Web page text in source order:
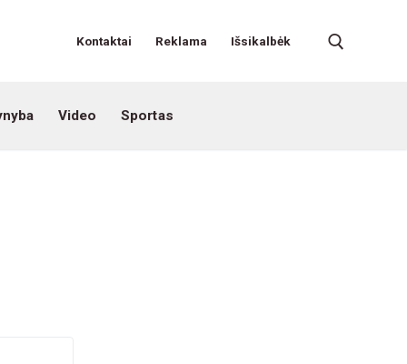
Kontaktai Reklama Išsikalbėk
Video Sportas